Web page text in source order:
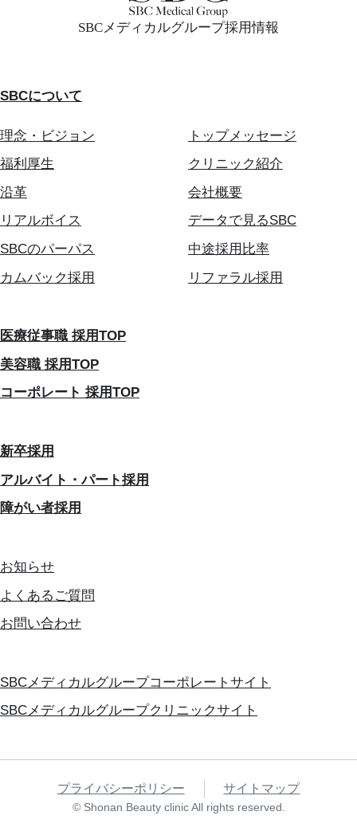
SBCメディカルグループ採用情報
SBCについて
理念・ビジョン
トップメッセージ
福利厚生
クリニック紹介
沿革
会社概要
リアルボイス
データで見るSBC
SBCのパーパス
中途採用比率
カムバック採用
リファラル採用
医療従事職 採用TOP
美容職 採用TOP
コーポレート 採用TOP
新卒採用
アルバイト・パート採用
障がい者採用
お知らせ
よくあるご質問
お問い合わせ
SBCメディカルグループコーポレートサイト
SBCメディカルグループクリニックサイト
プライバシーポリシー サイトマップ
© Shonan Beauty clinic All rights reserved.